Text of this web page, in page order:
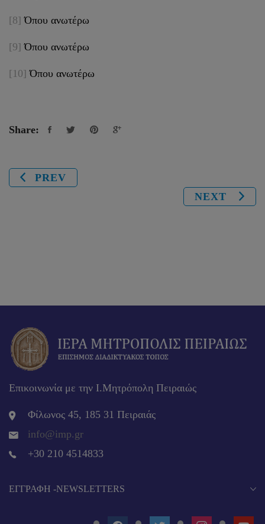
[8] Όπου ανωτέρω
[9] Όπου ανωτέρω
[10] Όπου ανωτέρω
Share:
PREV
NEXT
Επικοινωνία με την Ι.Μητρόπολη Πειραιώς
Φίλωνος 45, 185 31 Πειραιάς
info@imp.gr
+30 210 4514833
EΓΓΡΑΦΉ -NEWSLETTERS